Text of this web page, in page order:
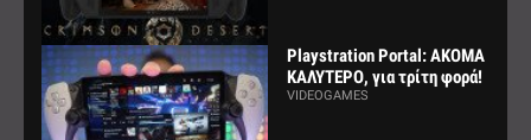
Playstration Portal: ΑΚΟΜΑ
ΚΑΛΥΤΕΡΟ, για τρίτη φορά!
VIDEOGAMES